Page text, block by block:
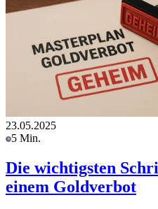
23.05.2025
5 Min.
Die wichtigsten
einem Goldverbot